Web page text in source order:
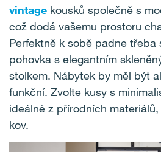
vintage kousků společně s
což dodá vašemu prostoru
Perfektně k sobě padne třeba
pohovka s elegantním
stolkem. Nábytek by měl být
funkční. Zvolte kusy s
ideálně z přírodních
kov.